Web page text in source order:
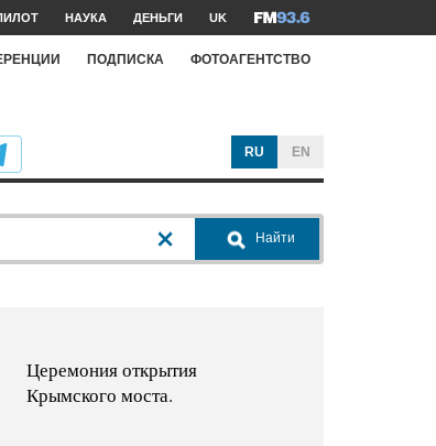
НАУКА ДЕНЬГИ UK
ПОДПИСКА ФОТОАГЕНТСТВО
RU EN
Найти
Церемония открытия
Крымского моста.